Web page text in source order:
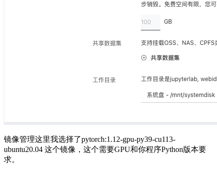
镜像管理这里我选择了pytorch:1.12-gpu-py39-cu113-
ubuntu20.04 这个镜像，这个需要GPU和你程序Python版本要
求。